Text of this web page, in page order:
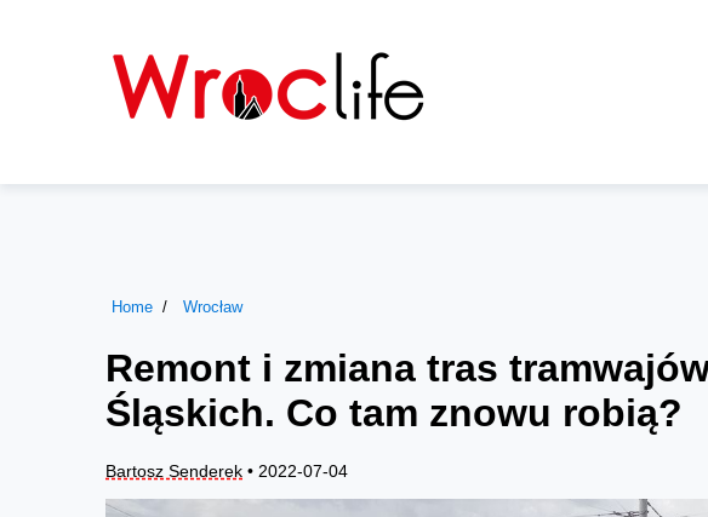
Home Wrocław
Remont i zmiana tras
Śląskich. Co tam znowu robią?
Bartosz Senderek • 2022-07-04